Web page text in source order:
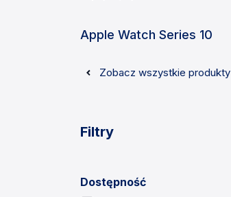
Apple Watch Series 10
Zobacz wszystkie produkty
Filtry
Dostępność